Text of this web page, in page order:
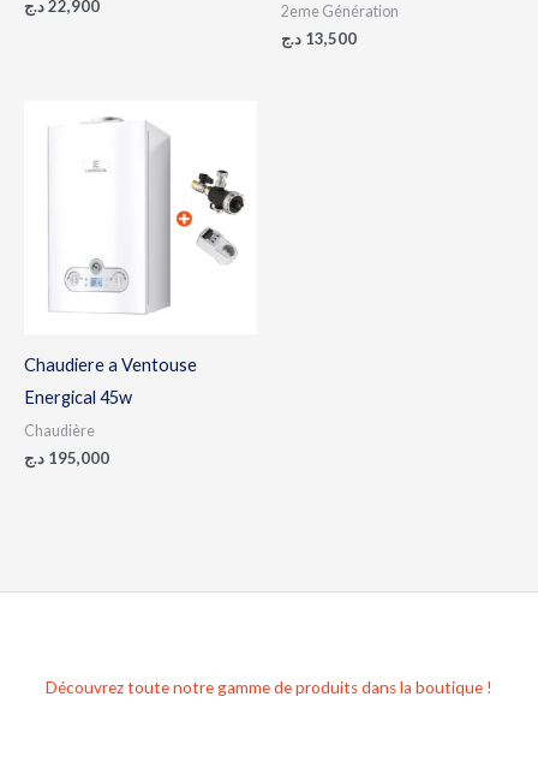
22,900د.ج 2eme Génération
13,500 د.ج
Chaudiere a Ventouse
Energical 45w
Chaudière
195,000 د.ج
Découvrez toute notre gamme de produits dans la boutique !